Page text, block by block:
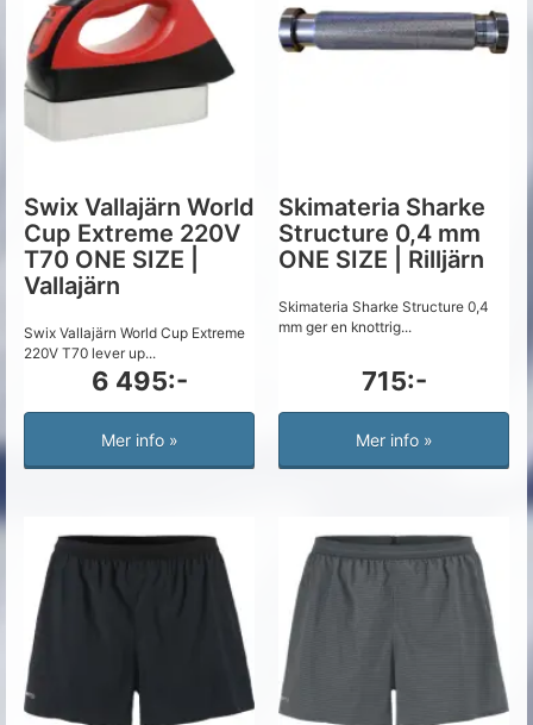
Swix Vallajärn World
Cup Extreme 220V
T70 ONE SIZE |
Vallajärn
Swix Vallajärn World Cup Extreme
220V T70 lever up...
6 495:-
Mer info »
Skimateria Sharke
Structure 0,4 mm
ONE SIZE | Rilljärn
Skimateria Sharke Structure 0,4
mm ger en knottrig...
715:-
Mer info »